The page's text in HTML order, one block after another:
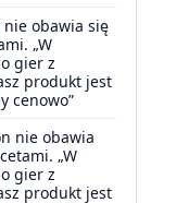
nie obawia się
„W
gier z
produkt jest
cenowo”
nie obawia
„W
gier z
produkt jest